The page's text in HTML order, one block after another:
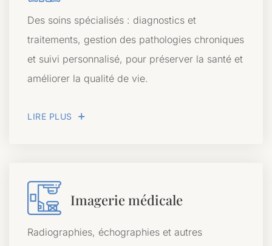
Des soins spécialisés : diagnostics et
traitements, gestion des pathologies chroniques
et suivi personnalisé, pour préserver la santé et
améliorer la qualité de vie.
LIRE PLUS
Imagerie médicale
Radiographies, échographies et autres